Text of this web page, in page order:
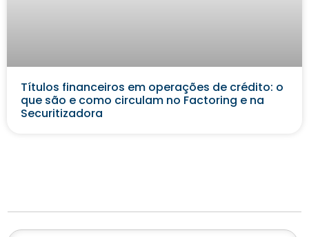
Títulos financeiros em operações de crédito: o
que são e como circulam no Factoring e na
Securitizadora